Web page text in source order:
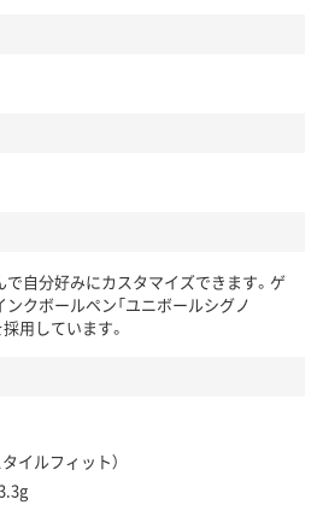
自分好みにカスタマイズできます。ゲ
クボールペン「ユニボールシグノ
用しています。
イルフィット）